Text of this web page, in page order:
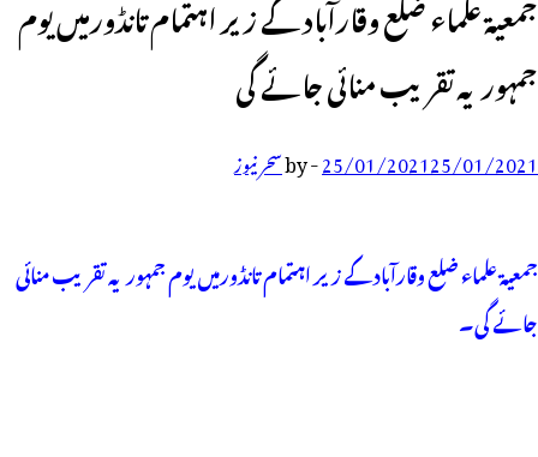
جمعیۃ علماء ضلع وقارآباد کے زیر اہتمام تانڈورمیں یوم
جمہوریہ تقریب منائی جائے گی
25/01/202125/01/2021
-
byسحر نیوز
جمعیۃ علماء ضلع وقارآباد کے زیر اہتمام تانڈورمیں یوم جمہوریہ تقریب منائی
جائے گی۔